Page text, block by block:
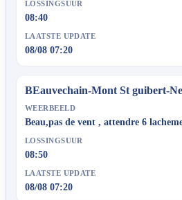
LOSSINGSUUR
08:40
LAATSTE UPDATE
08/08 07:20
BEauvechain-Mont St guibert-
WEERBEELD
Beau,pas de vent , attendre 6
LOSSINGSUUR
08:50
LAATSTE UPDATE
08/08 07:20